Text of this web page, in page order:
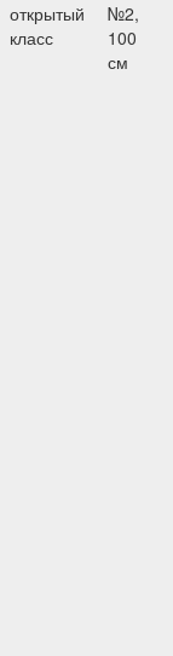
открытый
класс
№2,
100
см